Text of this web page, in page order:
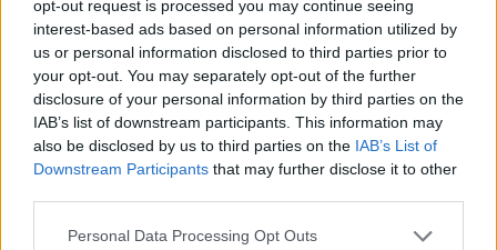
opt-out request is processed you may continue seeing
interest-based ads based on personal information utilized by
us or personal information disclosed to third parties prior to
your opt-out. You may separately opt-out of the further
disclosure of your personal information by third parties on the
IAB’s list of downstream participants. This information may
also be disclosed by us to third parties on the IAB’s List of
Downstream Participants that may further disclose it to other
Please note that this website/app uses one or more Google
Personal Data Processing Opt Outs
magukkal az újrahasznosítható italtárolókat az
arénákba. Ugyanez vonatkozik az üvegpalackokra,
poharakra, kulacsokra és egyéb tartályokra, mivel a
világszervezet attól tart, hogy az eldobált tárgyak
sérüléseket okozhatnak a nézőknek vagy a
játékosoknak.
A 48 csapatos vb-nek az Egyesült Államok, Kanada
és Mexikó ad otthont.(mti)